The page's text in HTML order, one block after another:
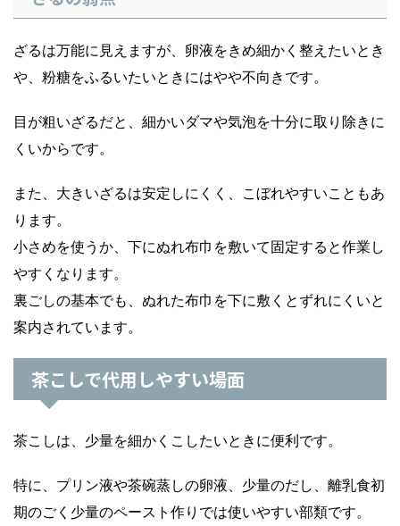
ざるは万能に見えますが、卵液をきめ細かく整えたいとき
や、粉糖をふるいたいときにはやや不向きです。
目が粗いざるだと、細かいダマや気泡を十分に取り除きに
くいからです。
また、大きいざるは安定しにくく、こぼれやすいこともあ
ります。
小さめを使うか、下にぬれ布巾を敷いて固定すると作業し
やすくなります。
裏ごしの基本でも、ぬれた布巾を下に敷くとずれにくいと
案内されています。
茶こしで代用しやすい場面
茶こしは、少量を細かくこしたいときに便利です。
特に、プリン液や茶碗蒸しの卵液、少量のだし、離乳食初
期のごく少量のペースト作りでは使いやすい部類です。